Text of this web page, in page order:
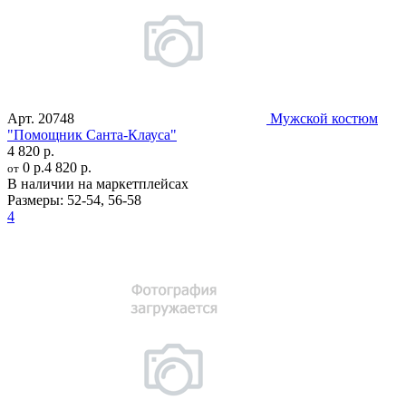
Арт. 20748
Мужской костюм
"Помощник Санта-Клауса"
4 820 р.
от 0 р.4 820 р.
В наличии на маркетплейсах
Размеры: 52-54, 56-58
4